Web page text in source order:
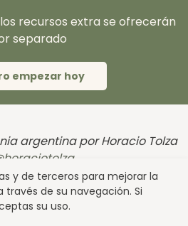
recursos extra se ofrecerán
separado
empezar hoy
argentina por Horacio Tolza
y de terceros para mejorar la
través de su navegación. Si
su uso.